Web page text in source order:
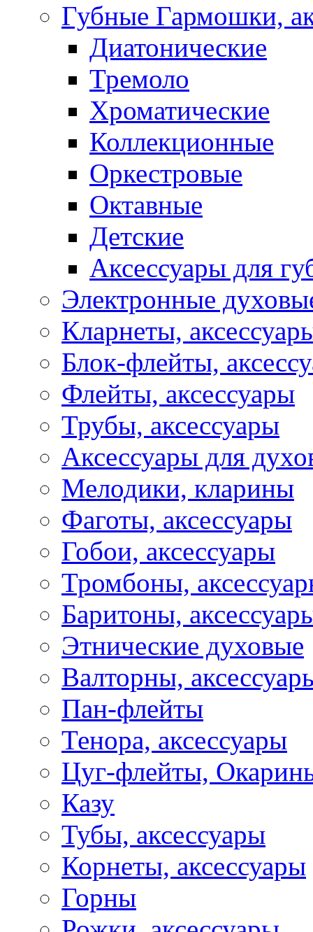
Губные Гармошки,
Диатонические
Тремоло
Хроматические
Коллекционные
Оркестровые
Октавные
Детские
Аксессуары для
Электронные
Кларнеты,
Блок-флейты,
Флейты, аксессуары
Трубы, аксессуары
Аксессуары для
Мелодики, кларины
Фаготы, аксессуары
Гобои, аксессуары
Тромбоны,
Баритоны,
Этнические духовые
Валторны,
Пан-флейты
Тенора, аксессуары
Цуг-флейты,
Казу
Тубы, аксессуары
Корнеты, аксессуары
Горны